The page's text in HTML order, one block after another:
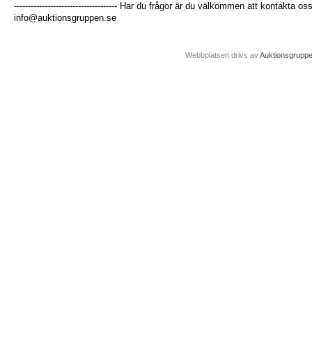
------------------------------------- Har du frågor är du välkommen att kontakta
info@auktionsgruppen.se
Webbplatsen drivs av